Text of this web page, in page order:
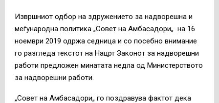
Извршниот одбор на здружението за надворешна и
меѓународна политика „Совет на Амбасадори„ на 16
ноември 2019 одржа седница и со посебно внимание
го разгледa текстот на Нацрт Законот за надворешни
работи предложен минатата недла од Министерството
за надворешни работи.
„Совет на Амбасадори„ го поздравува фактот дека